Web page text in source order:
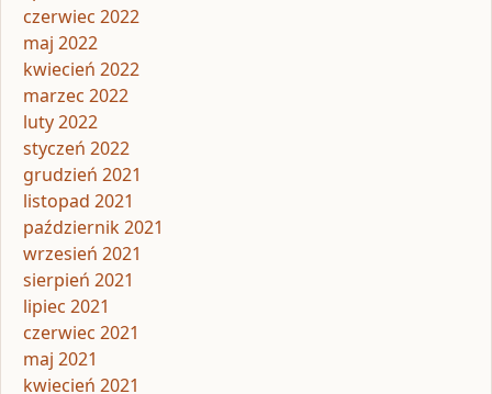
czerwiec 2022
maj 2022
kwiecień 2022
marzec 2022
luty 2022
styczeń 2022
grudzień 2021
listopad 2021
październik 2021
wrzesień 2021
sierpień 2021
lipiec 2021
czerwiec 2021
maj 2021
kwiecień 2021